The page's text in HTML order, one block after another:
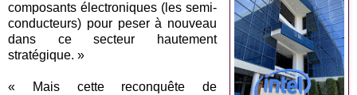
composants électroniques (les semi-
conducteurs) pour peser à nouveau
dans ce secteur hautement
stratégique. »
« Mais cette reconquête de